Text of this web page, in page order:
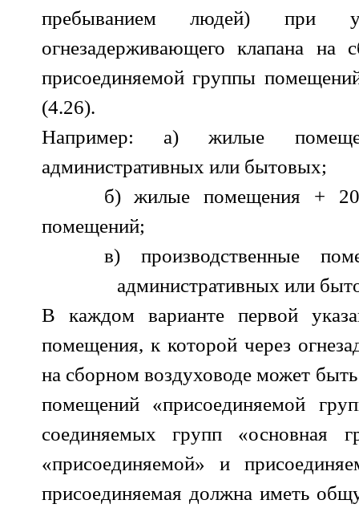
пребыванием людей) при
огнезадерживающего клапана на
присоединяемой группы
(4.26).
Например: а) жилые
административных или бытовых;
б) жилые помещения +
помещений;
в) производственные
административных или
В каждом варианте первой
помещения, к которой через
на сборном воздуховоде может
помещений «присоединяемой
соединяемых групп «основная
«присоединяемой» и
присоединяемая должна иметь